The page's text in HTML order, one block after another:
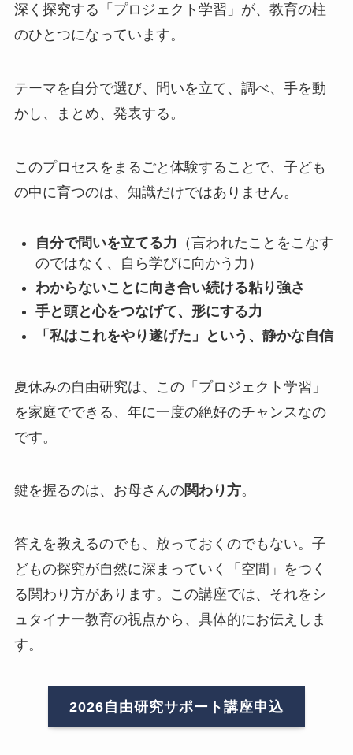
深く探究する「プロジェクト学習」が、教育の柱
のひとつになっています。
テーマを自分で選び、問いを立て、調べ、手を動
かし、まとめ、発表する。
このプロセスをまるごと体験することで、子ども
の中に育つのは、知識だけではありません。
自分で問いを立てる力 （言われたことをこなす
のではなく、自ら学びに向かう力）
わからないことに向き合い続ける粘り強さ
手と頭と心をつなげて、形にする力
「私はこれをやり遂げた」という、静かな自信
夏休みの自由研究は、この「プロジェクト学習」
を家庭でできる、年に一度の絶好のチャンスなの
です。
鍵を握るのは、お母さんの関わり方。
答えを教えるのでも、放っておくのでもない。子
どもの探究が自然に深まっていく「空間」をつく
る関わり方があります。この講座では、それをシ
ュタイナー教育の視点から、具体的にお伝えしま
す。
2026自由研究サポート講座申込